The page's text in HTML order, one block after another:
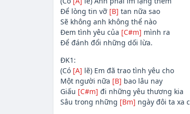
Để lòng tin vỡ [B] tan nữa sao
Sẽ không anh không thể nào
Đem tình yêu của [C#m] mình ra
Để đánh đổi những dối lừa.
ĐK1:
(Có [A] lẽ) Em đã trao tình yêu cho
Một người nữa [B] bao lâu nay
Giấu [C#m] đi những yêu thương kia
Sâu trong những [Bm] ngày đôi ta xa